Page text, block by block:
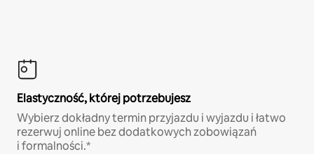
Elastyczność, której potrzebujesz
Wybierz dokładny termin przyjazdu i wyjazdu i łatwo
rezerwuj online bez dodatkowych zobowiązań
i formalności.*